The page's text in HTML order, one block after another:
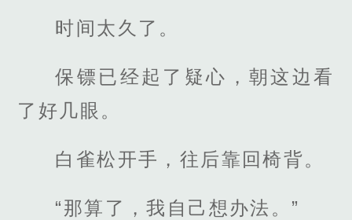
时间太久了。
保镖已经起了疑心，朝这边看
了好几眼。
白雀松开手，往后靠回椅背。
“那算了，我自己想办法。”